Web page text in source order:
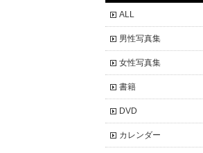
ALL
男性写真集
女性写真集
書籍
DVD
カレンダー